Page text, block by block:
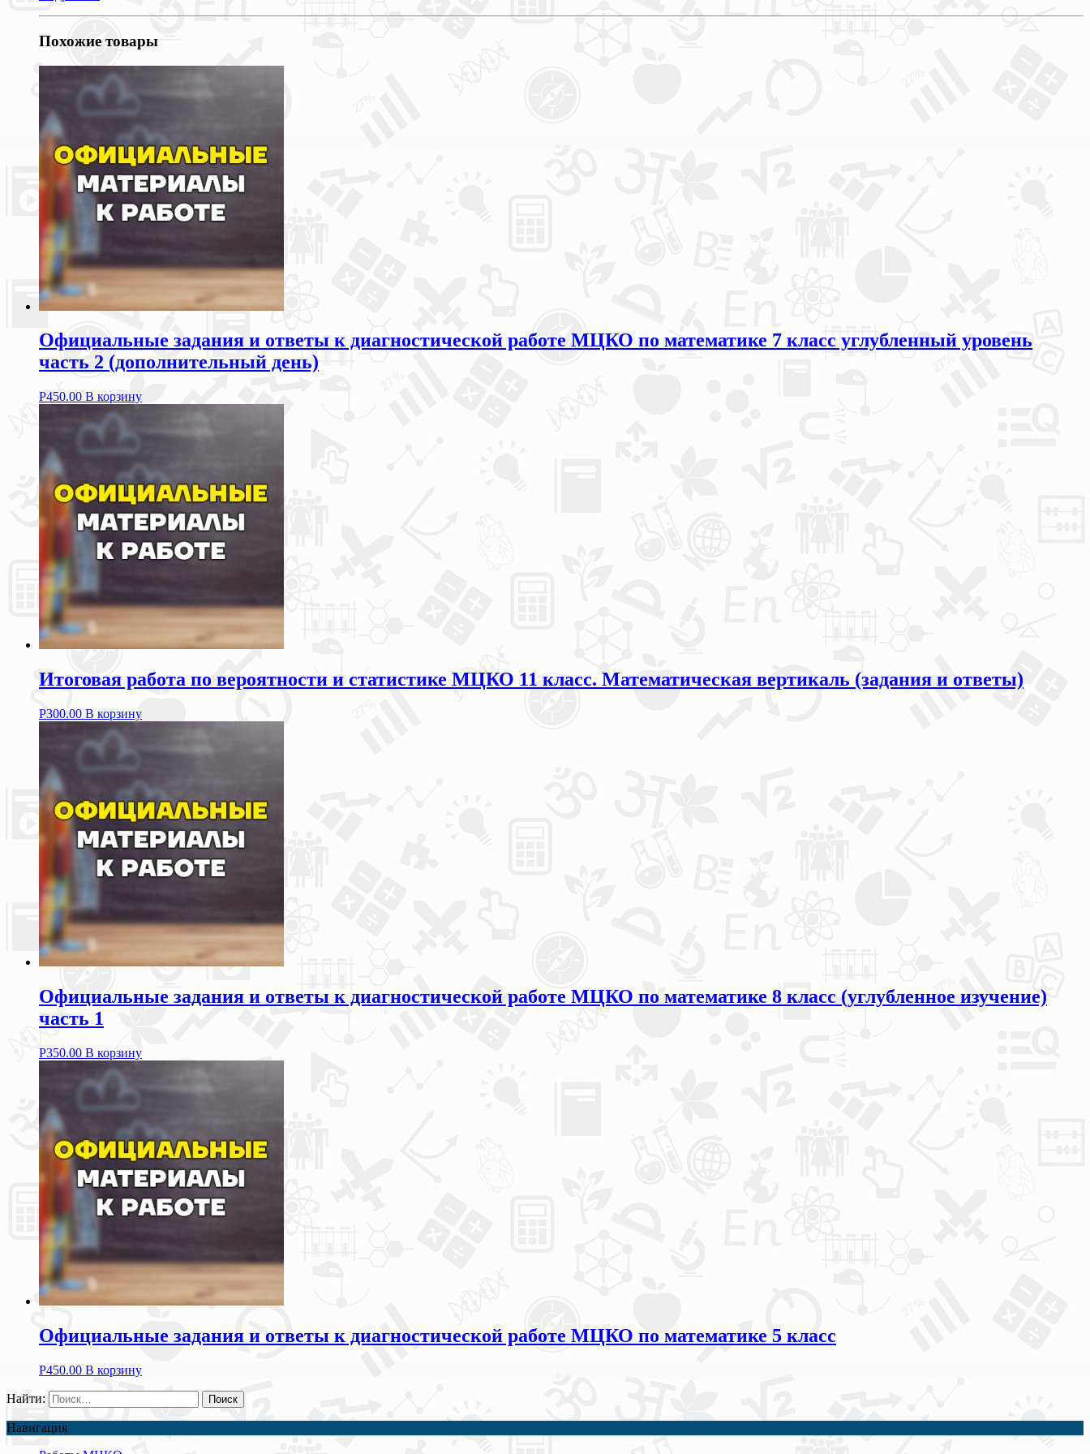
Похожие товары
Официальные задания и ответы к диагностической работе МЦКО по математике 7 класс углубленный уровень
часть 2 (дополнительный день)
Р450.00 В корзину
Итоговая работа по вероятности и статистике МЦКО 11 класс. Математическая вертикаль (задания и ответы)
Р300.00 В корзину
Официальные задания и ответы к диагностической работе МЦКО по математике 8 класс (углубленное изучение)
часть 1
Р350.00 В корзину
Официальные задания и ответы к диагностической работе МЦКО по математике 5 класс
Р450.00 В корзину
Найти:
Навигация